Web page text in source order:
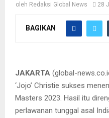
oleh Redaksi Global News 28
BAGIKAN
JAKARTA (global-
‘Jojo’ Christie sukses
Masters 2023. Hasil itu
perlawanan tunggal asal